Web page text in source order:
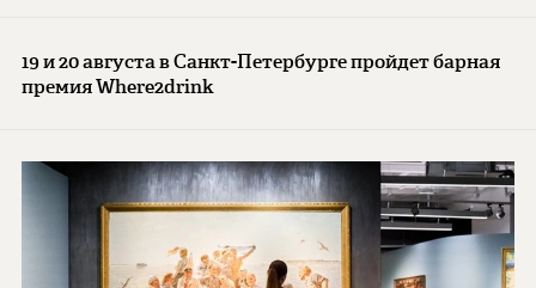
19 и 20 августа в Санкт-Петербурге пройдет барная
премия Where2drink